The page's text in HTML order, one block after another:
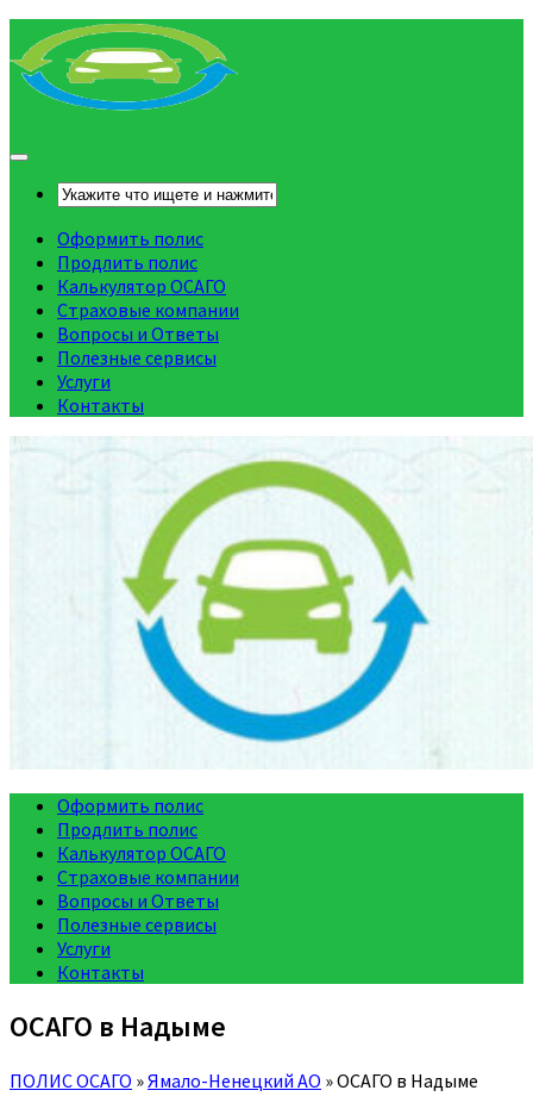
Оформить полис
Продлить полис
Калькулятор ОСАГО
Страховые компании
Вопросы и Ответы
Полезные сервисы
Услуги
Контакты
Оформить полис
Продлить полис
Калькулятор ОСАГО
Страховые компании
Вопросы и Ответы
Полезные сервисы
Услуги
Контакты
ОСАГО в Надыме
ПОЛИС ОСАГО »Ямало-Ненецкий АО »ОСАГО в Надыме